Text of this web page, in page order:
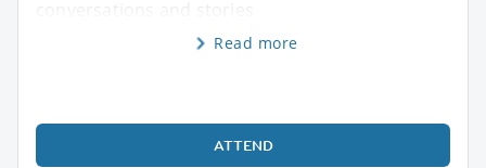
Read more
ATTEND